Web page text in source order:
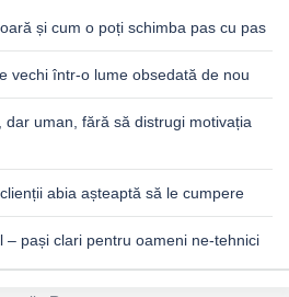
și cum o poți schimba pas cu pas
vechi într-o lume obsedată de nou
uman, fără să distrugi motivația
abia așteaptă să le cumpere
– pași clari pentru oameni ne-tehnici